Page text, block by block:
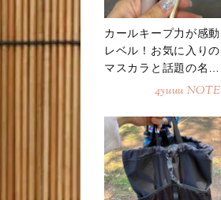
カールキープ力が感動
レベル！お気に入りの
マスカラと話題の名品
4yuuu NOTE